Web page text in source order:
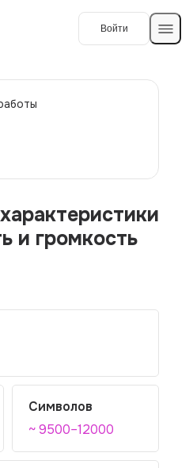
Войти
и громкость
Символов
~ 9500–12000